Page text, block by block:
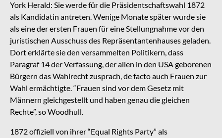
York Herald: Sie werde für die Präsidentschaftswahl 1872
als Kandidatin antreten. Wenige Monate später wurde sie
als eine der ersten Frauen für eine Stellungnahme vor den
juristischen Ausschuss des Repräsentantenhauses geladen.
Dort erklärte sie den versammelten Politikern, dass
Paragraf 14 der Verfassung, der allen in den USA geborenen
Bürgern das Wahlrecht zusprach, de facto auch Frauen zur
Wahl ermächtigte. “Frauen sind vor dem Gesetz mit
Männern gleichgestellt und haben genau die gleichen
Rechte”, so Woodhull.
1872 offiziell von ihrer “Equal Rights Party” als